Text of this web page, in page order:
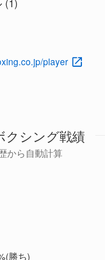
player
クシング戦績
から自動計算
勝ち)